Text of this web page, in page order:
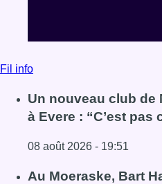
Fil info
Un nouveau club de
à Evere : “C’est pas
08 août 2026 - 19:51
Lire l'article Un nouveau
Au Moeraske, Bart